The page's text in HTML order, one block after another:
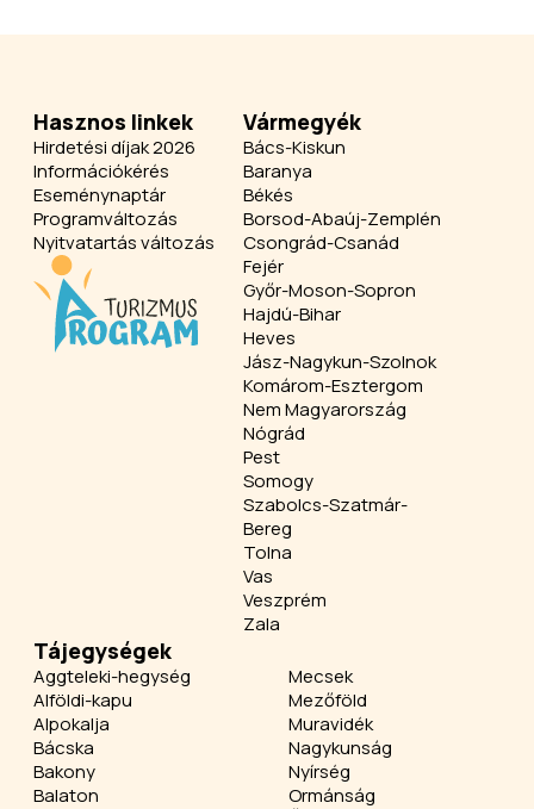
Hasznos linkek
Hirdetési díjak 2026
Információkérés
Eseménynaptár
Programváltozás
Nyitvatartás változás
Vármegyék
Bács-Kiskun
Baranya
Békés
Borsod-Abaúj-Zemplén
Csongrád-Csanád
Fejér
Győr-Moson-Sopron
Hajdú-Bihar
Heves
Jász-Nagykun-Szolnok
Komárom-Esztergom
Nem Magyarország
Nógrád
Pest
Somogy
Szabolcs-Szatmár-
Bereg
Tolna
Vas
Veszprém
Zala
Tájegységek
Aggteleki-hegység
Alföldi-kapu
Alpokalja
Bácska
Bakony
Balaton
Mecsek
Mezőföld
Muravidék
Nagykunság
Nyírség
Ormánság